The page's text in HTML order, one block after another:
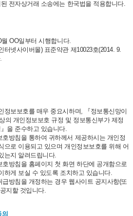
전자상거래 소송에는 한국법을 적용합니다.
OO일부터 시행합니다.
터넷사이버몰) 표준약관 제10023호(2014. 9.
정보보호를 매우 중요시하며, 『정보통신망이
의 개인정보보호 규정 및 정보통신부가 제정
을 준수하고 있습니다.
호방침을 통하여 귀하께서 제공하시는 개인정
으로 이용되고 있으며 개인정보보호를 위해 어
는지 알려드립니다.
호방침을 홈페이지 첫 화면 하단에 공개함으로
하게 보실 수 있도록 조치하고 있습니다.
급방침을 개정하는 경우 웹사이트 공지사항(또
지할 것입니다.